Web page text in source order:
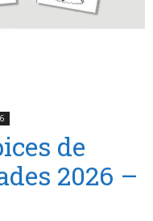
de
2026 –